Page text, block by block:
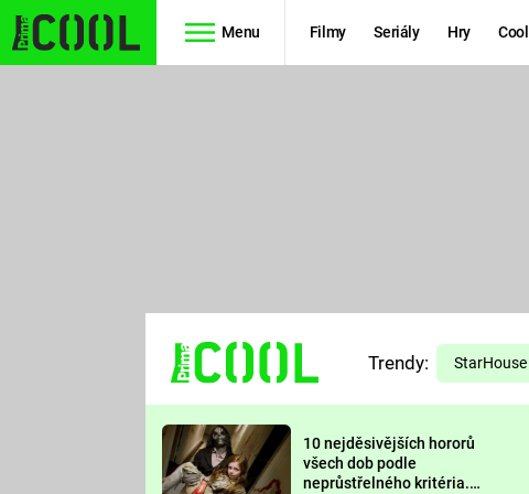
Menu Filmy Seriály Hry
TŘESKU
FUTURAMA
PREDÁTOR
Trendy: StarHouse
10 nejděsivějších hororů
všech dob podle
neprůstřelného kritéria.